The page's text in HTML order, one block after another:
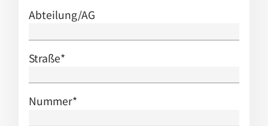
Abteilung/AG
Straße*
Nummer*